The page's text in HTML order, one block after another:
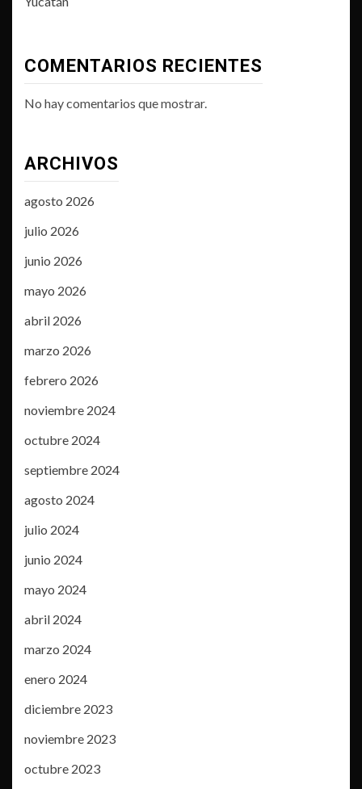
COMENTARIOS RECIENTES
No hay comentarios que mostrar.
ARCHIVOS
agosto 2026
julio 2026
junio 2026
mayo 2026
abril 2026
marzo 2026
febrero 2026
noviembre 2024
octubre 2024
septiembre 2024
agosto 2024
julio 2024
junio 2024
mayo 2024
abril 2024
marzo 2024
enero 2024
diciembre 2023
noviembre 2023
octubre 2023